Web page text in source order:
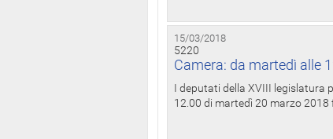
15/03/2018
5220
Camera: da martedì alle
I deputati della XVIII legislatura
12.00 di martedì 20 marzo 2018